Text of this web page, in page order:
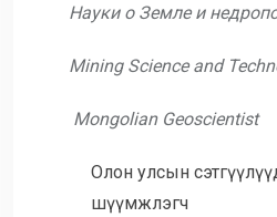
Науки о Земле и
Mining Science and
Mongolian Geoscientist
Олон улсын
шүүмжлэгч